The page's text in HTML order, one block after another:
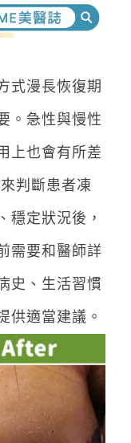
式漫長恢復期
。急性與慢性
上也會有所差
判斷患者凍
穩定狀況後，
需要和醫師詳
史、生活習慣
供適當建議。